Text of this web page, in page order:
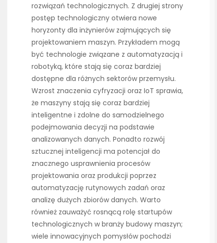
rozwiązań technologicznych. Z drugiej strony
postęp technologiczny otwiera nowe
horyzonty dla inżynierów zajmujących się
projektowaniem maszyn. Przykładem mogą
być technologie związane z automatyzacją i
robotyką, które stają się coraz bardziej
dostępne dla różnych sektorów przemysłu.
Wzrost znaczenia cyfryzacji oraz IoT sprawia,
że maszyny stają się coraz bardziej
inteligentne i zdolne do samodzielnego
podejmowania decyzji na podstawie
analizowanych danych. Ponadto rozwój
sztucznej inteligencji ma potencjał do
znacznego usprawnienia procesów
projektowania oraz produkcji poprzez
automatyzację rutynowych zadań oraz
analizę dużych zbiorów danych. Warto
również zauważyć rosnącą rolę startupów
technologicznych w branży budowy maszyn;
wiele innowacyjnych pomysłów pochodzi